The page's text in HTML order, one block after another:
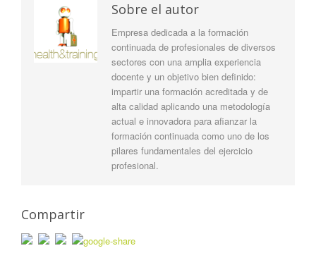
Sobre el autor
Empresa dedicada a la formación
continuada de profesionales de diversos
sectores con una amplia experiencia
docente y un objetivo bien definido:
impartir una formación acreditada y de
alta calidad aplicando una metodología
actual e innovadora para afianzar la
formación continuada como uno de los
pilares fundamentales del ejercicio
profesional.
Compartir